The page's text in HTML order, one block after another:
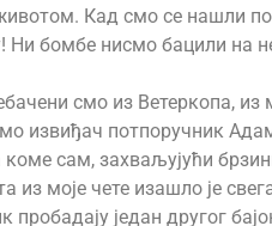
Кад смо се нашли
Ни бомбе нисмо бацили на
смо из Ветеркопа,
извиђач потпоручник
сам, захваљујући
моје чете изашло је
један другог